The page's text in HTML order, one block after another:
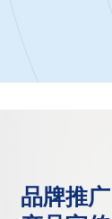
品牌推广